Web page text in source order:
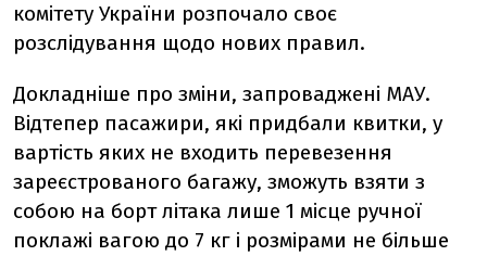
комітету України розпочало своє
розслідування щодо нових правил.
Докладніше про зміни, запроваджені МАУ.
Відтепер пасажири, які придбали квитки, у
вартість яких не входить перевезення
зареєстрованого багажу, зможуть взяти з
собою на борт літака лише 1 місце ручної
поклажі вагою до 7 кг і розмірами не більше